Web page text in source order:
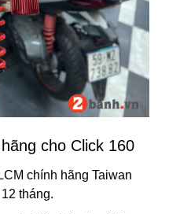
cho Click 160
chính hãng Taiwan
tháng.